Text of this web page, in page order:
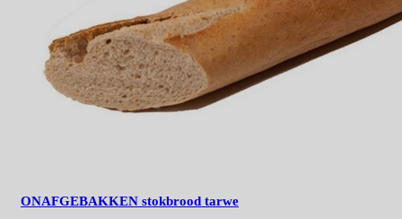
ONAFGEBAKKEN stokbrood tarwe